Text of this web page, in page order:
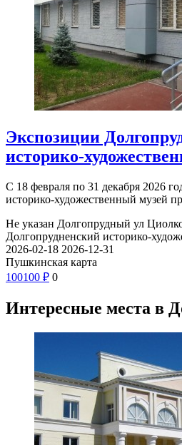
Экспозиции
историко-
С 18 февраля по 31 декабря 2026
историко-художественный музей
Не указан Долгопрудный ул
Долгопрудненский историко-
2026-02-18 2026-12-31
Пушкинская карта
100100 ₽ 0
Интересные места в